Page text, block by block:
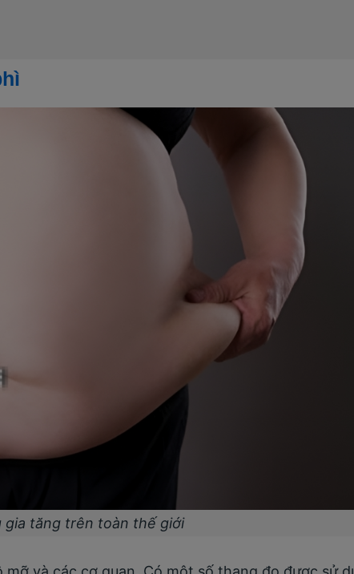
gia tăng trên toàn thế giới